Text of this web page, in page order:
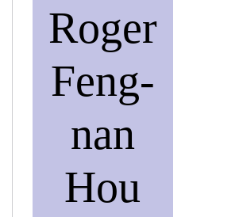
Roger
Feng-
nan
Hou